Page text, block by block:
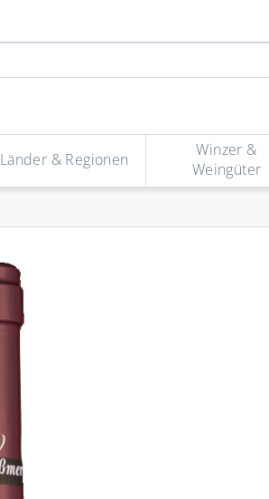
Länder & Regionen
Winzer &
Weingüter